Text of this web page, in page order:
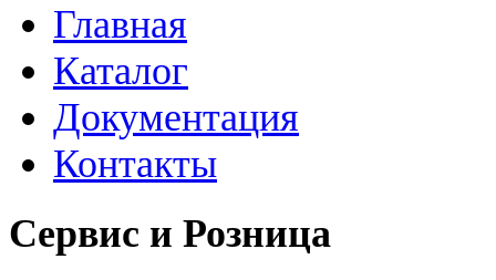
Главная
Каталог
Документация
Контакты
Сервис и Розница